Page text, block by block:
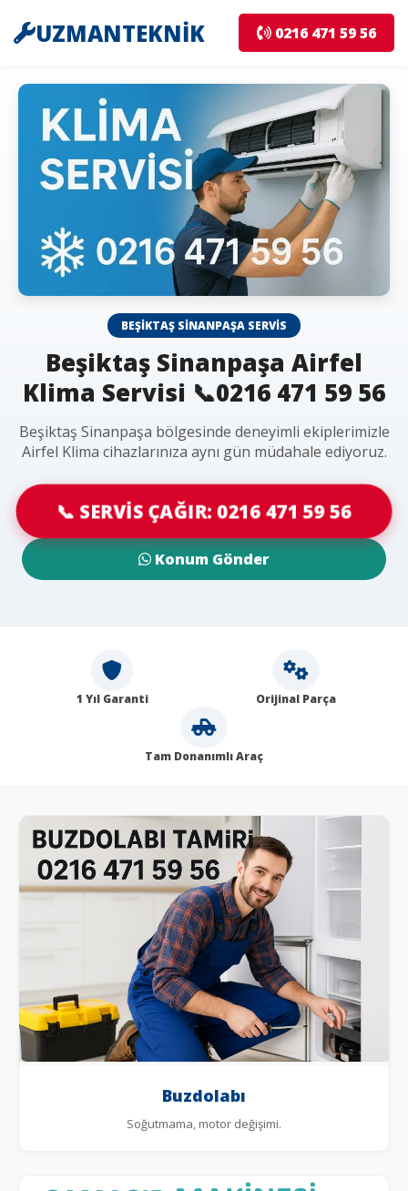
UZMANTEKNİK 0216 471 59 56
BEŞIKTAŞ SINANPAŞA SERVIS
Beşiktaş Sinanpaşa Airfel
Klima Servisi 📞0216 471 59 56
Beşiktaş Sinanpaşa bölgesinde deneyimli ekiplerimizle
Airfel Klima cihazlarınıza aynı gün müdahale ediyoruz.
📞 SERVİS ÇAĞIR: 0216 471 59 56
Konum Gönder
1 Yıl Garanti Orijinal Parça
Tam Donanımlı Araç
Buzdolabı
Soğutmama, motor değişimi.